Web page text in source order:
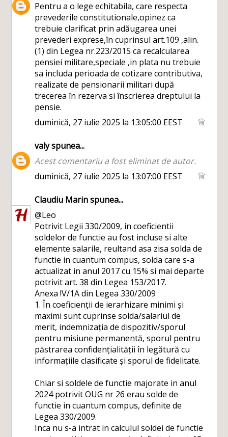
Pentru a o lege echitabila, care respecta
prevederile constitutionale,opinez ca
trebuie clarificat prin adăugarea unei
prevederi exprese,în cuprinsul art.109 ,alin.
(1) din Legea nr.223/2015 ca recalcularea
pensiei militare,speciale ,in plata nu trebuie
sa includa perioada de cotizare contributiva,
realizate de pensionarii militari după
trecerea în rezerva si înscrierea dreptului la
pensie.
duminică, 27 iulie 2025 la 13:05:00 EEST
valyspunea...
Acest comentariu a fost eliminat de autor.
duminică, 27 iulie 2025 la 13:07:00 EEST
Claudiu Marinspunea...
@Leo
Potrivit Legii 330/2009, in coeficientii
soldelor de functie au fost incluse si alte
elemente salarile, reultand asa zisa solda de
functie in cuantum compus, solda care s-a
actualizat in anul 2017 cu 15% si mai departe
potrivit art. 38 din Legea 153/2017.
Anexa !V/1A din Legea 330/2009
1. În coeficienții de ierarhizare minimi și
maximi sunt cuprinse solda/salariul de
merit, indemnizația de dispozitiv/sporul
pentru misiune permanentă, sporul pentru
păstrarea confidențialității în legătură cu
informațiile clasificate și sporul de fidelitate.
Chiar si soldele de functie majorate in anul
2024 potrivit OUG nr 26 erau solde de
functie in cuantum compus, definite de
Legea 330/2009.
Inca nu s-a intrat in calculul soldei de functie